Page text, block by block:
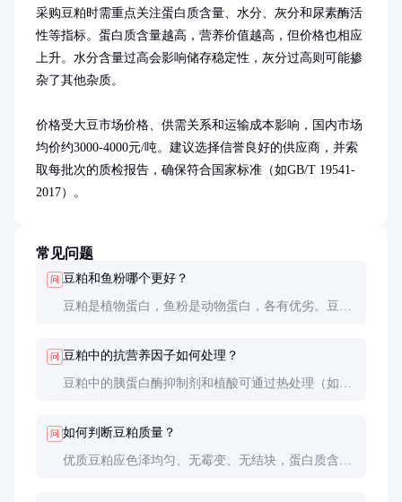
采购豆粕时需重点关注蛋白质含量、水分、灰分和尿素酶活
性等指标。蛋白质含量越高，营养价值越高，但价格也相应
上升。水分含量过高会影响储存稳定性，灰分过高则可能掺
杂了其他杂质。
价格受大豆市场价格、供需关系和运输成本影响，国内市场
均价约3000-4000元/吨。建议选择信誉良好的供应商，并索
取每批次的质检报告，确保符合国家标准（如GB/T 19541-
2017）。
常见问题
问 豆粕和鱼粉哪个更好？
豆粕是植物蛋白，鱼粉是动物蛋白，各有优劣。豆粕
最佳性价比。
问 豆粕中的抗营养因子如何处理？
豆粕中的胰蛋白酶抑制剂和植酸可通过热处理（如膨
问 如何判断豆粕质量？
优质豆粕应色泽均匀、无霉变、无结块，蛋白质含量